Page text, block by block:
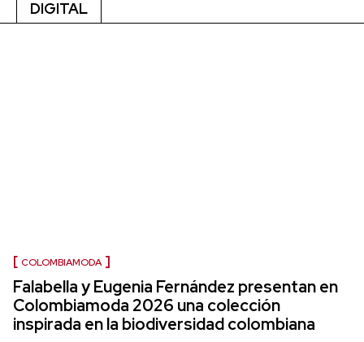
DIGITAL
COLOMBIAMODA
Falabella y Eugenia Fernández presentan en
Colombiamoda 2026 una colección
inspirada en la biodiversidad colombiana